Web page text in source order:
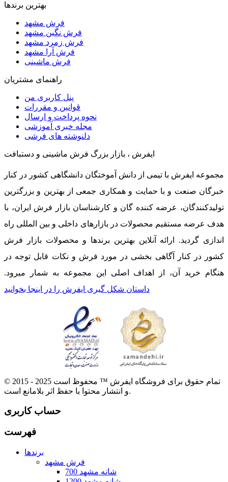
بهترین برندها
فرش مشهد
فرش نگین مشهد
فرش زمرد مشهد
فرش آرا مشهد
فرش ماشینی
راهنمای مشتریان
پنل کاربری من
قوانین و مقررات
نحوه پرداخت و ارسال
مجله خبری آموزشی
دلنوشته های فرشی
ایفرش ، بازار بزرگ فرش ماشینی و دستبافت
مجموعه ایفرش با تیمی از دانش آموختگان دانشگاهی کشور در کنار
خبرگان صنعت و با حمایت و همکاری جمعی از بهترین و بزرگترین
تولیدکنندگان، عرضه کننده گان و کارشناسان بازار فرش ایران، با
هدف عرضه مستقیم محصولات در بازارهای داخلی و بین المللی راه
اندازی گردید. ارائه آنلاین بهترین برندها و محصولات بازار فرش
کشور در کنار آگاهی بخشی در مورد فرش و نکات قابل توجه در
هنگام خرید آن، از اهداف اصلی این مجموعه به شمار میرود.
داستان شکل گیری ایفرش را در اینجا بخوانید
© 2015 - 2025 تمام حقوق برای فروشگاه ایفرش ™ محفوظ است
و انتشار محتوا با حفظ اثر بلامانع است.
حساب کاربری
فهرست
برندها
فرش مشهد
700 شانه مشهد